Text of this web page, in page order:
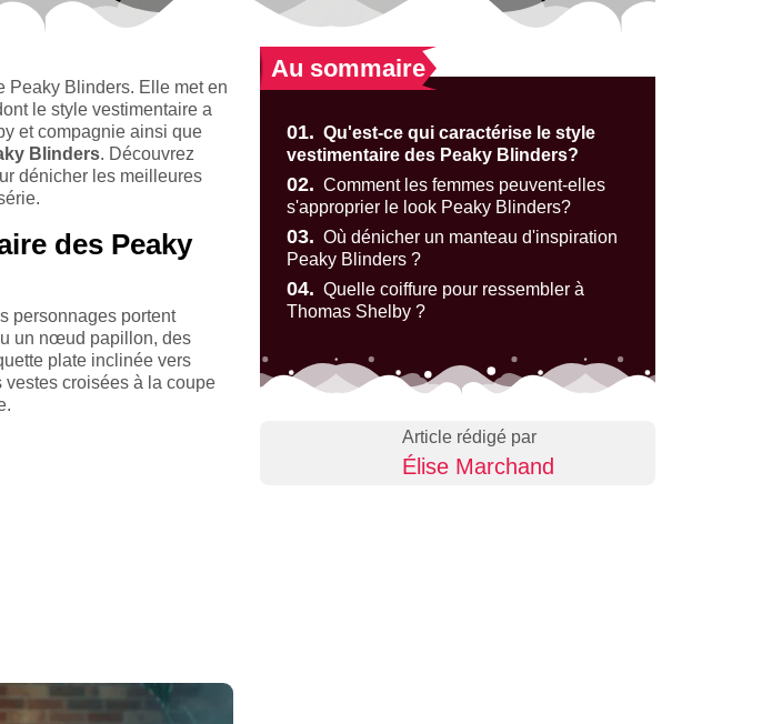
Peaky Blinders. Elle met en
le style vestimentaire a
et compagnie ainsi que
Blinders. Découvrez
dénicher les meilleures
des Peaky
personnages portent
un nœud papillon, des
plate inclinée vers
vestes croisées à la coupe
Au sommaire
01. Qu'est-ce qui caractérise le style
vestimentaire des Peaky Blinders?
02. Comment les femmes peuvent-elles
s'approprier le look Peaky Blinders?
03. Où dénicher un manteau d'inspiration
Peaky Blinders ?
04. Quelle coiffure pour ressembler à
Thomas Shelby ?
Article rédigé par
Élise Marchand